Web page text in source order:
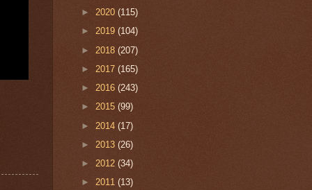
► 2020 (115)
► 2019 (104)
► 2018 (207)
► 2017 (165)
► 2016 (243)
► 2015 (99)
► 2014 (17)
► 2013 (26)
► 2012 (34)
► 2011 (13)